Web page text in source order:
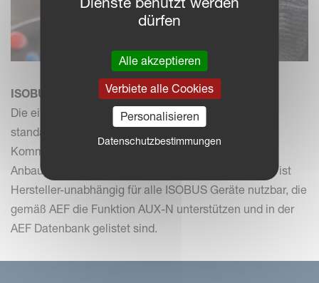
ISOBUS – immer kompatibel
Die einheitliche ISOBUS Sprache ermöglicht eine
standardisierte und Hersteller unabhängige
Kommunikation zwischen verschiedenen Traktoren,
Anbaugeräten, Terminals oder Zubehör. Der Joystick ist
Hersteller-unabhängig für alle ISOBUS Geräte nutzbar, die
gemäß AEF die Funktion AUX-N unterstützen und in der
AEF Datenbank gelistet sind.
dürfen
Alle akzeptieren
Verbiete alle Cookies
Personalisieren
Datenschutzbestimmungen